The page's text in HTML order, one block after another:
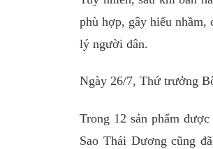
phù hợp, gây hiểu nhầm,
lý người dân.
Ngày 26/7, Thứ trưởng
Trong 12 sản phẩm
Sao Thái Dương cũng